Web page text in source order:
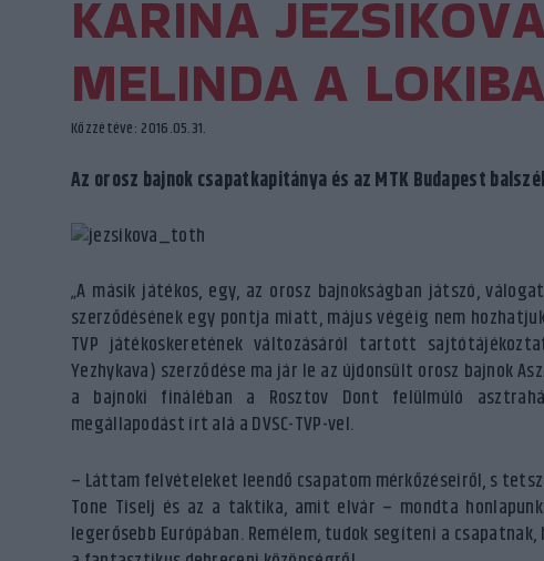
KARINA
MELINDA A
Közzétéve: 2016.05.31.
Az orosz bajnok csapatkapitánya és az MTK Budapest
„A másik játékos, egy, az orosz bajnokságban játszó,
szerződésének egy pontja miatt, május végéig nem
TVP játékoskeretének változásáról tartott
Yezhykava) szerződése ma jár le az újdonsült orosz bajnok
a bajnoki fináléban a Rosztov Dont felülmúló
megállapodást írt alá a DVSC-TVP-vel.
– Láttam felvételeket leendő csapatom mérkőzéseiről, s
Tone Tiselj és az a taktika, amit elvár – mondta
legerősebb Európában. Remélem, tudok segíteni a